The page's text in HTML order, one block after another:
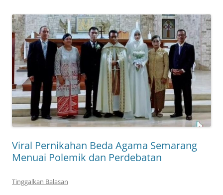
Viral Pernikahan Beda Agama Semarang
Menuai Polemik dan Perdebatan
Tinggalkan Balasan